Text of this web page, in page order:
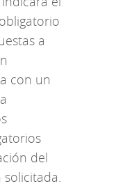
a
con un
del